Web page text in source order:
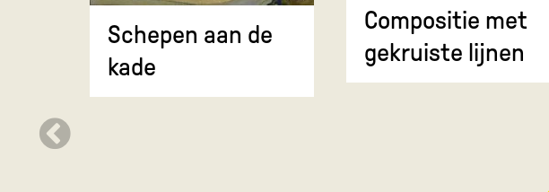
Schepen aan de
kade
Compositie met
gekruiste lijnen